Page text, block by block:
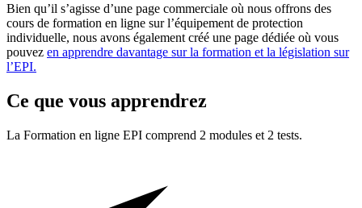
Bien qu’il s’agisse d’une page commerciale où nous offrons des
cours de formation en ligne sur l’équipement de protection
individuelle, nous avons également créé une page dédiée où vous
pouvez en apprendre davantage sur la formation et la législation sur
l’EPI.
Ce que vous apprendrez
La Formation en ligne EPI comprend 2 modules et 2 tests.